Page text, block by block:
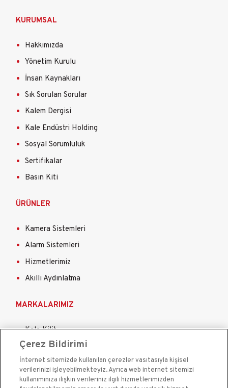
KURUMSAL
Hakkımızda
Yönetim Kurulu
İnsan Kaynakları
Sık Sorulan Sorular
Kalem Dergisi
Kale Endüstri Holding
Sosyal Sorumluluk
Sertifikalar
Basın Kiti
ÜRÜNLER
Kamera Sistemleri
Alarm Sistemleri
Hizmetlerimiz
Akıllı Aydınlatma
MARKALARIMIZ
Kale Kilit
Kale Çelik Kapı
Kale Çelik Kasa
Kale Kapı Pencere Sistemleri
Çerez Bildirimi
İnternet sitemizde kullanılan çerezler vasıtasıyla kişisel
verilerinizi işleyebilmekteyiz. Ayrıca web internet sitemizi
kullanımınıza ilişkin verileriniz ilgili hizmetlerimizden